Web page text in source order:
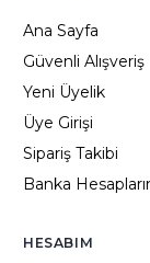
Ana Sayfa
Güvenli Alışveriş
Yeni Üyelik
Üye Girişi
Sipariş Takibi
Banka
HESABIM